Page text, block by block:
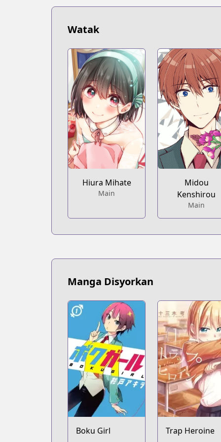
Book☆Walker
Official English
Official English
https://sevenseasentertainment.com/
Watak
Hiura Mihate
Main
Midou
Kenshirou
Main
Manga Disyorkan
Boku Girl Trap Heroine